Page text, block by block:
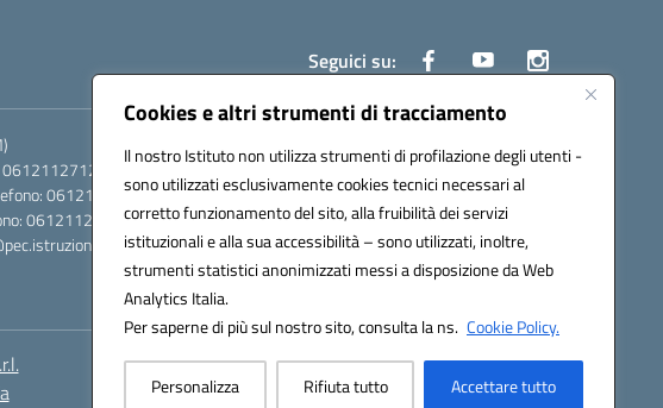
Cookies e altri strumenti di tracciamento
Il nostro Istituto non utilizza strumenti di profilazione degli utenti -
sono utilizzati esclusivamente cookies tecnici necessari al
corretto funzionamento del sito, alla fruibilità dei servizi
istituzionali e alla sua accessibilità – sono utilizzati, inoltre,
strumenti statistici anonimizzati messi a disposizione da Web
Analytics Italia.
Per saperne di più sul nostro sito, consulta la ns. Cookie Policy.
Personalizza Rifiuta tutto Accettare tutto
Seguici su:
06121127125
06121126825
06121126845